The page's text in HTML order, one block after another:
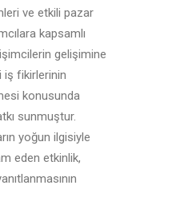
ve etkili pazar
kapsamlı
gelişimine
iş fikirlerinin
konusunda
sunmuştur.
yoğun ilgisiyle
eden etkinlik,